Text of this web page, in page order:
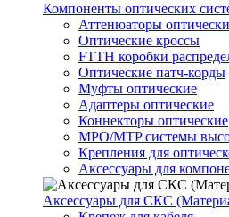
Компоненты оптических
Аттенюаторы
Оптические кроссы
FTTH коробки
Оптические патч-корды
Муфты оптические
Адаптеры оптические
Коннекторы оптические
MPO/MTP системы
Крепления для
Аксессуары для
Аксессуары для СКС